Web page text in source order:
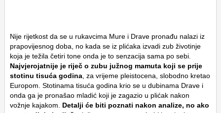
Nije rijetkost da se u rukavcima Mure i Drave pronađu nalazi iz
prapovijesnog doba, no kada se iz plićaka izvadi zub životinje
koja je težila četiri tone onda je to senzacija sama po sebi.
Najvjerojatnije je riječ o zubu južnog mamuta koji se prije
stotinu tisuća godina , za vrijeme pleistocena, slobodno kretao
Europom. Stotinama tisuća godina krio se u dubinama Drave i
onda ga je pronašao mladić koji je zagazio u plićak nakon
vožnje kajakom. Detalji će biti poznati nakon analize, no ako